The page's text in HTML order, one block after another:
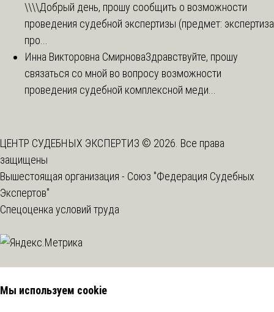
\\\\Добрый день, прошу сообщить о возможности
проведения судебной экспертизы (предмет: экспертиза
про...
Инна Викторовна СмирноваЗдравствуйте, прошу
связаться со мной во вопросу возможности
проведения судебной комплексной меди...
ЦЕНТР СУДЕБНЫХ ЭКСПЕРТИЗ © 2026. Все права
защищены
Вышестоящая организация - Союз "Федерация Судебных
Экспертов"
Спецоценка условий труда
Мы используем cookie